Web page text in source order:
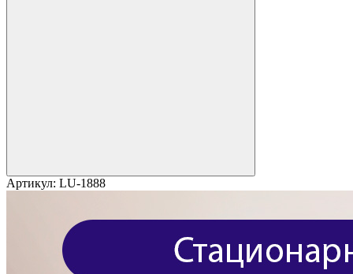
Артикул: LU-1888